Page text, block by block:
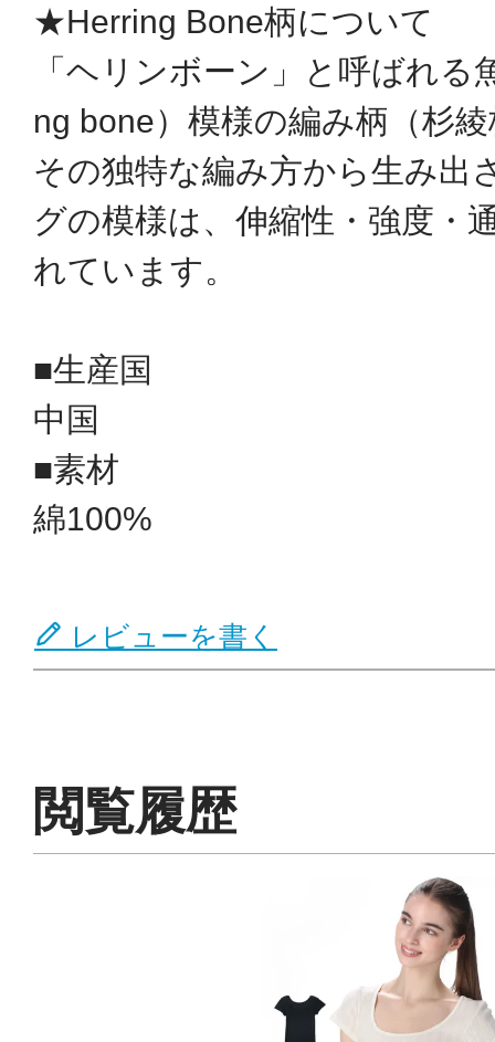
★Herring Bone柄について
「ヘリンボーン」と呼ばれる
ng bone）模様の編み柄（杉
その独特な編み方から生み出
グの模様は、伸縮性・強度・
れています。
■生産国
中国
■素材
綿100%
レビューを書く
閲覧履歴